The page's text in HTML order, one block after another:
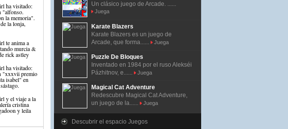
ha visitado:
"alfonso.
la memoria".
la lonja,
te anima a
murcia &
rick astley
ha visitado:
"xxxvii premio
isabel" en
y el viaje a la
cristina
y leila
Un clásico juego de Arcade. ......
Juega
Karate Blazers
Karate Blazers es un juego de
Arcade, que forma......
Juega
Puzzle De Bloques
Inventado en 1984 por el ruso Alekséi
Pázhitnov, e......
Juega
Magical Cat Adventure
Redescubre Magical Cat Adventure,
un juego de la......
Juega
Descubrir el espacio Juegos